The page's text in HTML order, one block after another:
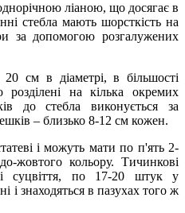
ліаною, що досягає в
стебла мають шорсткість на
за допомогою розгалужених
см в діаметрі, в більшості
на кілька окремих
до стебла виконується за
– близько 8-12 см кожен.
і можуть мати по п'ять 2-
жовтого кольору. Тичинкові
суцвіття, по 17-20 штук у
і знаходяться в пазухах того ж